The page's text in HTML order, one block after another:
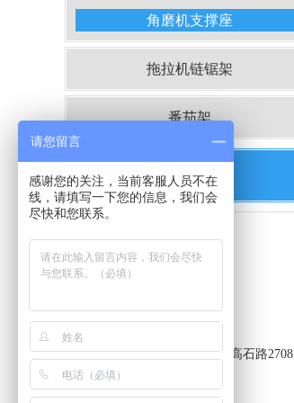
角磨机支撑座
拖拉机链锯架
番茄架
联系我们
上海集瑄五金制品有限公司
联系人：钱先生
传真:021-39908682
网址：www.jixwj.com
地址：上海市嘉定区华亭镇高石路2708
号A
请您留言
感谢您的关注，当前客服人员不在
线，请填写一下您的信息，我们会
尽快和您联系。